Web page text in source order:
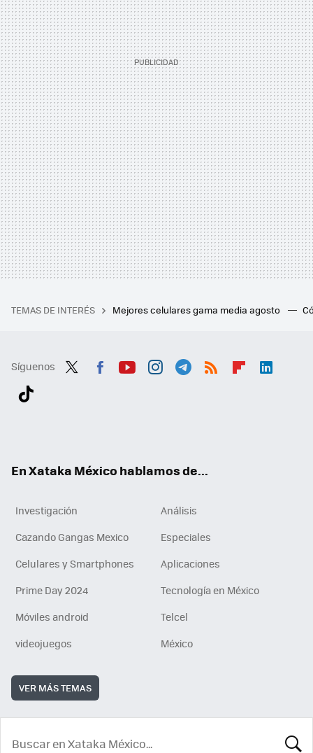
TEMAS DE INTERÉS Mejores celulares gama media agosto
Síguenos
En Xataka México hablamos de...
Investigación
Análisis
Cazando Gangas Mexico
Especiales
Celulares y Smartphones
Aplicaciones
Prime Day 2024
Tecnología en México
Móviles android
Telcel
videojuegos
México
VER MÁS TEMAS